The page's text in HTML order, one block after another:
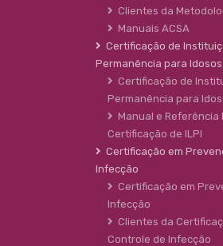
Clientes da
Manuais ACSA
Certificação de
Permanência para Idosos
Certificação de
Permanência para
Manual e Referência
Certificação de ILPI
Certificação em
Infecção
Certificação em
Infecção
Clientes da
Controle de Infecção